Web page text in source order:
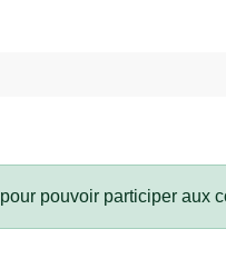
pour pouvoir participer aux